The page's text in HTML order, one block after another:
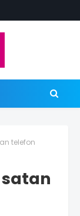
telefon
satan